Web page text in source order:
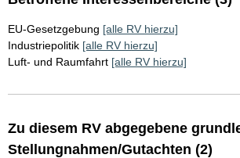
EU-Gesetzgebung [alle RV hierzu]
Industriepolitik [alle RV hierzu]
Luft- und Raumfahrt [alle RV hierzu]
Zu diesem RV abgegebene
Stellungnahmen/Gutachten (2)